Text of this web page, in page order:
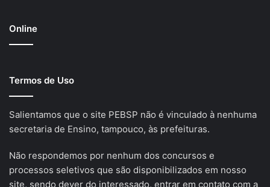
Online
Termos de Uso
Salientamos que o site PEBSP não é vinculado à nenhuma
secretaria de Ensino, tampouco, às prefeituras.
Não respondemos por nenhum dos concursos e
processos seletivos que são disponibilizados em nosso
site, sendo dever do interessado, entrar em contato com a